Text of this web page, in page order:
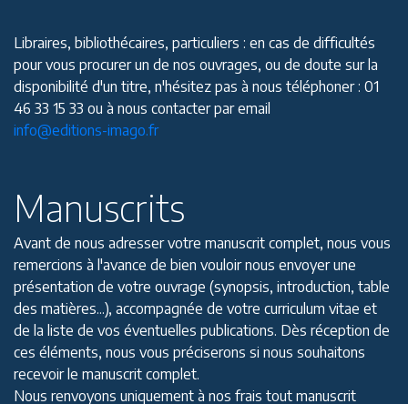
Libraires, bibliothécaires, particuliers : en cas de difficultés
pour vous procurer un de nos ouvrages, ou de doute sur la
disponibilité d'un titre, n'hésitez pas à nous téléphoner : 01
46 33 15 33 ou à nous contacter par email
info@editions-imago.fr
Manuscrits
Avant de nous adresser votre manuscrit complet, nous vous
remercions à l'avance de bien vouloir nous envoyer une
présentation de votre ouvrage (synopsis, introduction, table
des matières...), accompagnée de votre curriculum vitae et
de la liste de vos éventuelles publications. Dès réception de
ces éléments, nous vous préciserons si nous souhaitons
recevoir le manuscrit complet.
Nous renvoyons uniquement à nos frais tout manuscrit